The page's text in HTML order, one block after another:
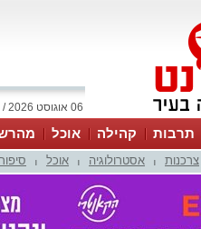
06 אוגוסט 2026 / 19:30
תרבות קהילה אוכל
צרכנות אסטרולוגיה אוכל